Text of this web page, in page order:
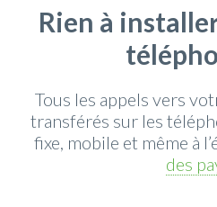
Rien à
Tous les appels vers
transférés sur les
fixe, mobile et même à
des
Musique